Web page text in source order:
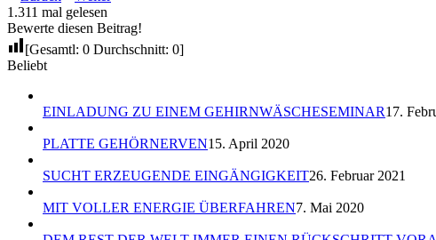
1.311 mal gelesen
Bewerte diesen Beitrag!
[Gesamtl: 0 Durchschnitt: 0]
Beliebt
EINLADUNG ZU EINEM GEHIRNWÄSCHESEMINAR17.
PLATTE GEHÖRNERVEN15. April 2020
SUCHT ERZEUGENDE EINGÄNGIGKEIT26. Februar 2021
MIT VOLLER ENERGIE ÜBERFAHREN7. Mai 2020